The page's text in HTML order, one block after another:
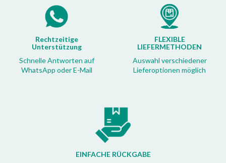
Rechtzeitige
Unterstützung
Schnelle Antworten auf
WhatsApp oder E-Mail
FLEXIBLE
LIEFERMETHODEN
Auswahl verschiedener
Lieferoptionen möglich
EINFACHE RÜCKGABE